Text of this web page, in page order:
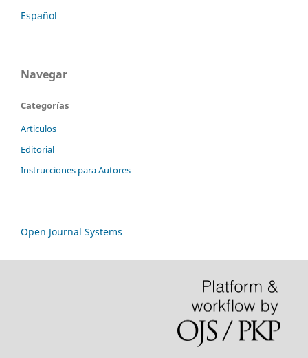
Español
Navegar
Categorías
Articulos
Editorial
Instrucciones para Autores
Open Journal Systems